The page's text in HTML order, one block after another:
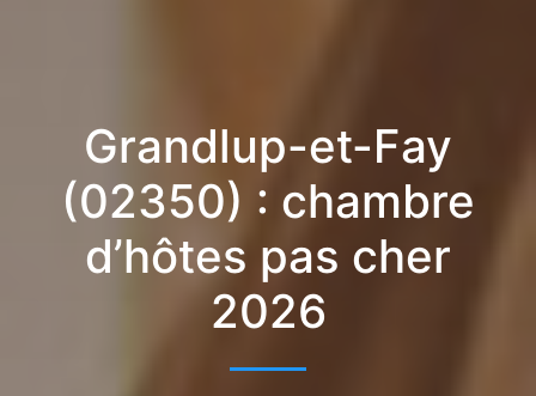
Grandlup-et-Fay
(02350) : chambre
d’hôtes pas cher
2026